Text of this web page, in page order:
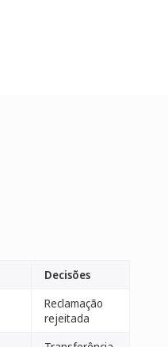
Decisões
Reclamação
rejeitada